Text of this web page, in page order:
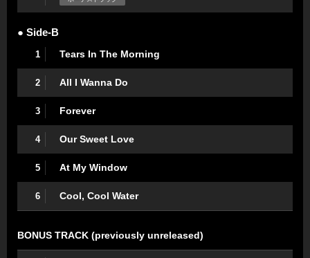
● Side-B
1 Tears In The Morning
2 All I Wanna Do
3 Forever
4 Our Sweet Love
5 At My Window
6 Cool, Cool Water
BONUS TRACK (previously unreleased)